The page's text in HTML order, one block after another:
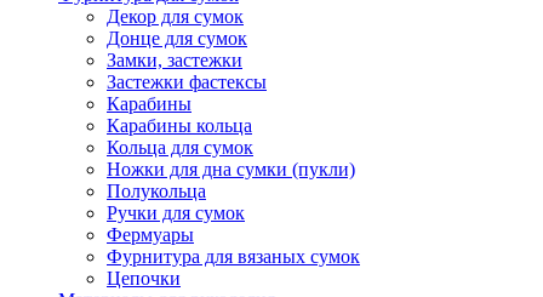
Декор для сумок
Донце для сумок
Замки, застежки
Застежки фастексы
Карабины
Карабины кольца
Кольца для сумок
Ножки для дна сумки (пукли)
Полукольца
Ручки для сумок
Фермуары
Фурнитура для вязаных сумок
Цепочки